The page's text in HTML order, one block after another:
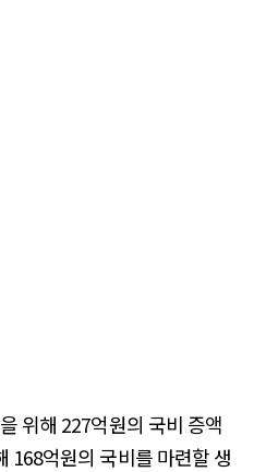
위해 227억원의 국비 증액
168억원의 국비를 마련할 생